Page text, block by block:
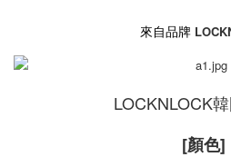
來自品牌
LOCKNLOCK
[顏色]